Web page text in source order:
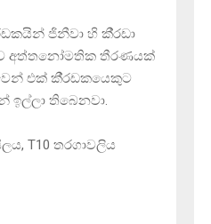
ජිනීවා හි කී‍්‍රඩා
අත්තනෝමතික තීරණයක්
එක් කී‍්‍රඩකයෙකුට
තිබෙනවා.
T10 තරගාවලිය